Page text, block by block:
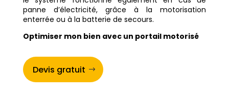
panne d’électricité, grâce à la motorisation
enterrée ou à la batterie de secours.
Optimiser mon bien avec un portail motorisé
Devis gratuit